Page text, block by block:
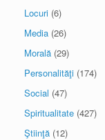
Locuri (6)
Media (26)
Morală (29)
Personalităţi (174)
Social (47)
Spiritualitate (427)
Ştiinţă (12)